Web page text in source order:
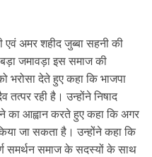
एवं अमर शहीद जुब्बा सहनी की
जमावड़ा इस समाज की
भरोसा देते हुए कहा कि भाजपा
रही है। उन्होंने निषाद
का आह्वान करते हुए कहा कि अगर
जा सकता है। उन्होंने कहा कि
समर्थन समाज के सदस्यों के साथ